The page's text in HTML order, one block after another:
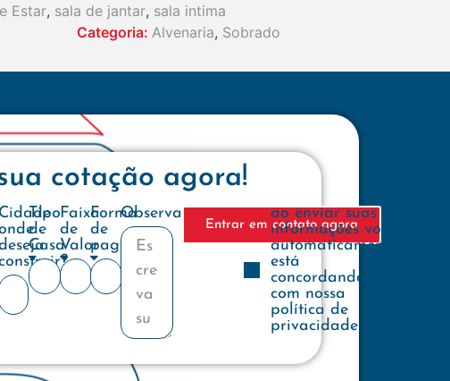
Estar, sala de jantar, sala intima
Categoria:Alvenaria, Sobrado
cotação agora!
Cidade
Tipo
de
Casa
Faixa
de
Valor
Forma
de
pagamento
Observações
Entrar em contato agora
ao enviar suas
informações você
automaticamente
está
concordando
com nossa
política de
privacidade